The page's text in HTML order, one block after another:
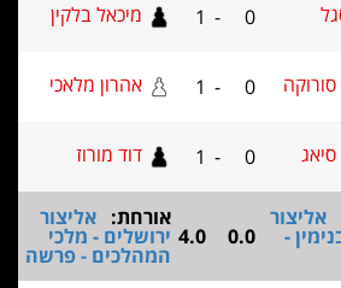
0 מיכאל בלקין
0
- אהרון מלאכי
0 דוד מורוז
0.0
4.0
אורחת:אליצור
ירושלים - מלכי
המהלכים - פרשה